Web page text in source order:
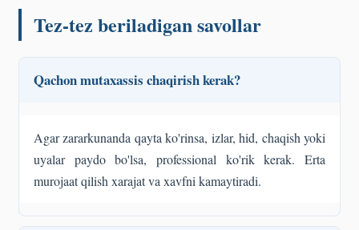
Tez-tez beriladigan savollar
Qachon mutaxassis chaqirish kerak?
Agar zararkunanda qayta ko'rinsa, izlar, hid, chaqish yoki
uyalar paydo bo'lsa, professional ko'rik kerak. Erta
murojaat qilish xarajat va xavfni kamaytiradi.